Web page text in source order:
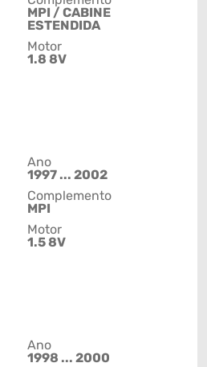
MPI / CABINE
ESTENDIDA
Motor
1.8 8V
Ano
1997 ... 2002
Complemento
MPI
Motor
1.5 8V
Ano
1998 ... 2000